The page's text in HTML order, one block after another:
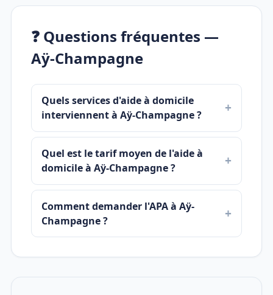
❓ Questions fréquentes —
Aÿ-Champagne
Quels services d'aide à domicile
interviennent à Aÿ-Champagne ?
Quel est le tarif moyen de l'aide à
domicile à Aÿ-Champagne ?
Comment demander l'APA à Aÿ-
Champagne ?